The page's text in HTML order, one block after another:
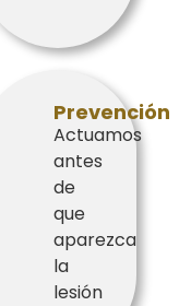
Prevención
Actuamos
antes
de
que
aparezca
la
lesión